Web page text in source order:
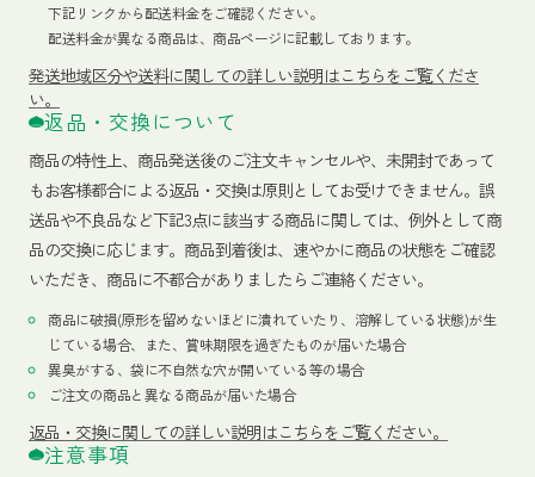
下記リンクから配送料金をご確認ください。
配送料金が異なる商品は、商品ページに記載しております。
発送地域区分や送料に関しての詳しい説明はこちらをご覧くださ
い。
返品・交換について
商品の特性上、商品発送後のご注文キャンセルや、未開封であって
もお客様都合による返品・交換は原則としてお受けできません。誤
送品や不良品など下記3点に該当する商品に関しては、例外として商
品の交換に応じます。商品到着後は、速やかに商品の状態をご確認
いただき、商品に不都合がありましたらご連絡ください。
商品に破損(原形を留めないほどに潰れていたり、溶解している状態)が生
じている場合、また、賞味期限を過ぎたものが届いた場合
異臭がする、袋に不自然な穴が開いている等の場合
ご注文の商品と異なる商品が届いた場合
返品・交換に関しての詳しい説明はこちらをご覧ください。
注意事項